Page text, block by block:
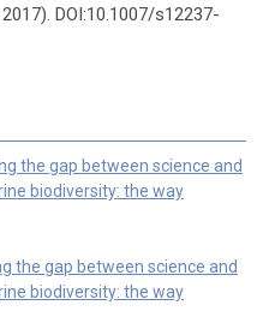
DOI:10.1007/s12237-
the gap between science and
biodiversity: the way
the gap between science and
biodiversity: the way